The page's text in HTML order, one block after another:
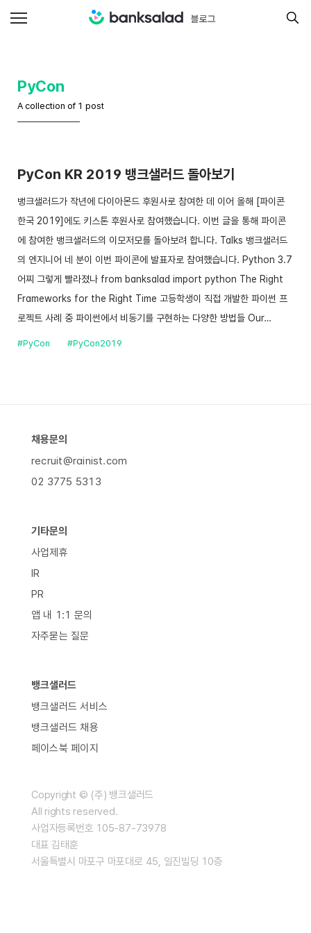
PyCon
A collection of 1 post
PyCon KR 2019 뱅크샐러드 돌아보기
뱅크샐러드가 작년에 다이아몬드 후원사로 참여한 데 이어 올해 [파이콘
한국 2019]에도 키스톤 후원사로 참여했습니다. 이번 글을 통해 파이콘
에 참여한 뱅크샐러드의 이모저모를 돌아보려 합니다. Talks 뱅크샐러드
의 엔지니어 네 분이 이번 파이콘에 발표자로 참여했습니다. Python 3.7
어찌 그렇게 빨라졌나 from banksalad import python The Right
Frameworks for the Right Time 고등학생이 직접 개발한 파이썬 프
로젝트 사례 중 파이썬에서 비동기를 구현하는 다양한 방법들 Our…
#PyCon #PyCon2019
채용문의
recruit@rainist.com
02 3775 5313
기타문의
사업제휴
IR
PR
앱 내 1:1 문의
자주묻는 질문
뱅크샐러드
뱅크샐러드 서비스
뱅크샐러드 채용
페이스북 페이지
Copyright © (주) 뱅크샐러드
All rights reserved.
사업자등록번호 105-87-73978
대표 김태훈
서울특별시 마포구 마포대로 45, 일진빌딩 10층